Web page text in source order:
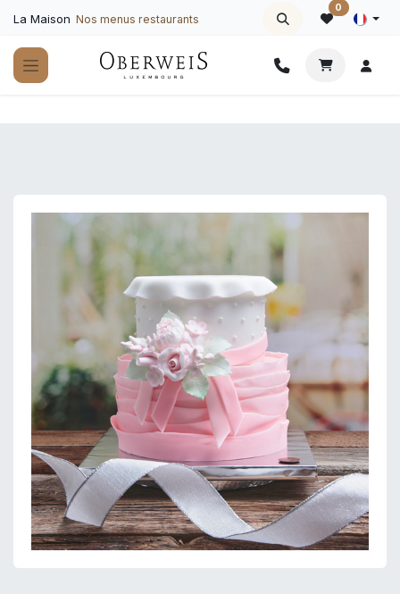
La Maison Nos menus restaurants
0